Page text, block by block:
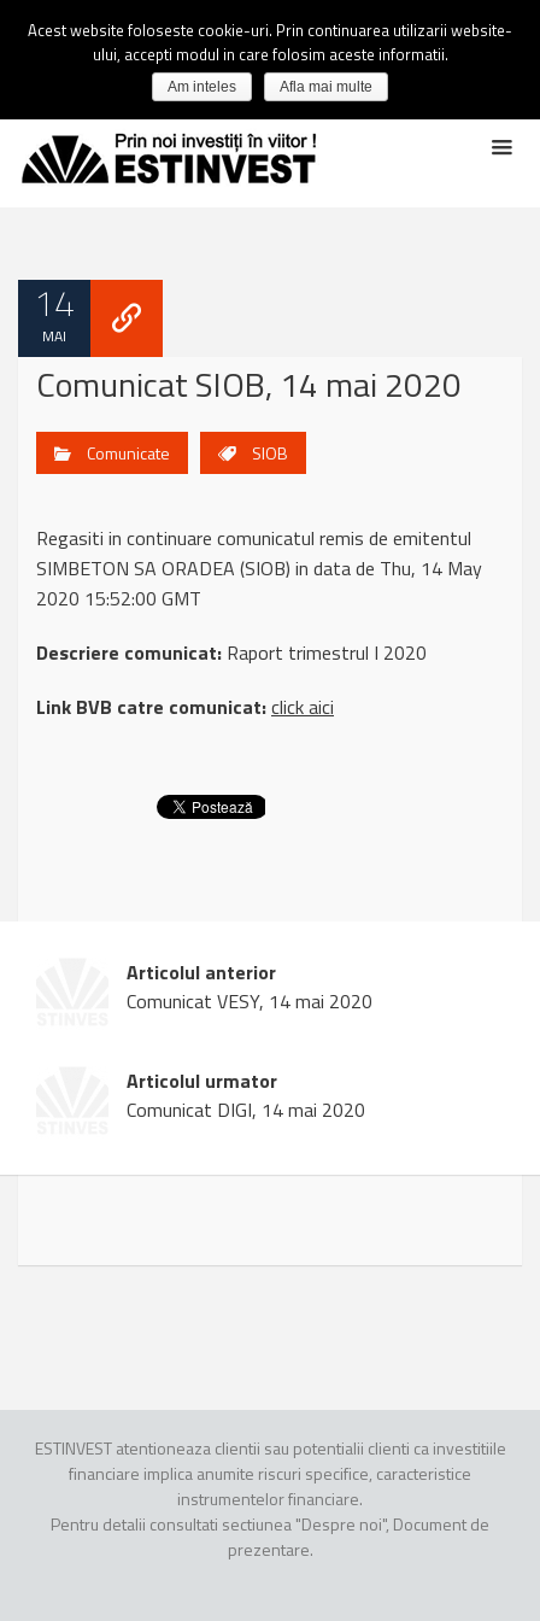
14
MAI
Comunicat SIOB, 14 mai 2020
Comunicate SIOB
Regasiti in continuare comunicatul remis de emitentul
SIMBETON SA ORADEA (SIOB) in data de Thu, 14 May
2020 15:52:00 GMT
Descriere comunicat: Raport trimestrul I 2020
Link BVB catre comunicat:click aici
Articolul anterior
Comunicat VESY, 14 mai 2020
Articolul urmator
Comunicat DIGI, 14 mai 2020
ESTINVEST atentioneaza clientii sau potentialii clienti ca investitiile
financiare implica anumite riscuri specifice, caracteristice
instrumentelor financiare.
Pentru detalii consultati sectiunea "Despre noi", Document de
prezentare.
Acest website foloseste cookie-uri. Prin continuarea utilizarii website-
ului, accepti modul in care folosim aceste informatii.
Am inteles Afla mai multe